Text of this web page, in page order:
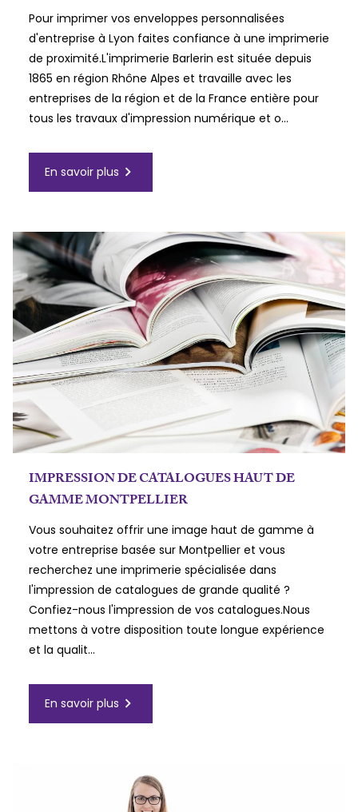
Pour imprimer vos enveloppes personnalisées
d'entreprise à Lyon faites confiance à une imprimerie
de proximité.L'imprimerie Barlerin est située depuis
1865 en région Rhône Alpes et travaille avec les
entreprises de la région et de la France entière pour
tous les travaux d'impression numérique et o...
En savoir plus navigate_next
IMPRESSION DE CATALOGUES HAUT DE
GAMME MONTPELLIER
Vous souhaitez offrir une image haut de gamme à
votre entreprise basée sur Montpellier et vous
recherchez une imprimerie spécialisée dans
l'impression de catalogues de grande qualité ?
Confiez-nous l'impression de vos catalogues.Nous
mettons à votre disposition toute longue expérience
et la qualit...
En savoir plus navigate_next